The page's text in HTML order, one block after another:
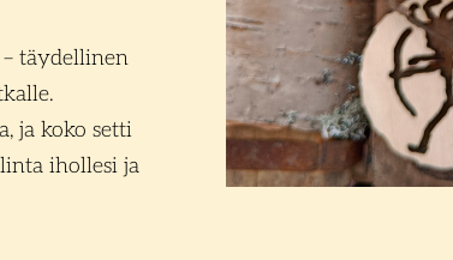
– täydellinen
ja koko setti
ihollesi ja